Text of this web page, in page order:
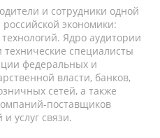
и сотрудники одной
экономики:
Ядро аудитории
специалисты
федеральных и
власти, банков,
сетей, а также
поставщиков
услуг связи.